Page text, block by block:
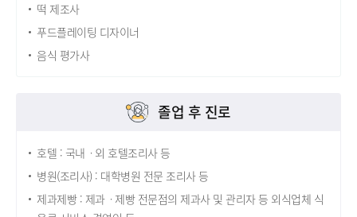
떡 제조사
푸드플레이팅 디자이너
음식 평가사
졸업 후 진로
호텔 : 국내ㆍ외 호텔조리사 등
병원(조리사) : 대학병원 전문 조리사 등
제과제빵 : 제과ㆍ제빵 전문점의 제과사 및 관리자 등 외식업체 식